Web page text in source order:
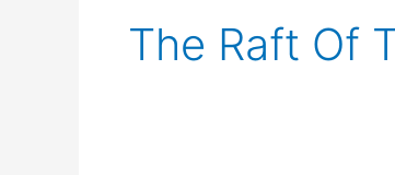
The Raft Of